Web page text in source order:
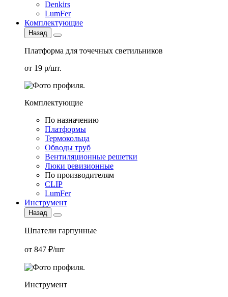
Denkirs
LumFer
Комплектующие
Назад
Платформа для точечных светильников
от 19 р/шт.
Комплектующие
По назначению
Платформы
Термокольца
Обводы труб
Вентиляционные решетки
Люки ревизионные
По производителям
CLIP
LumFer
Инструмент
Назад
Шпатели гарпунные
от 847 ₽/шт
Инструмент